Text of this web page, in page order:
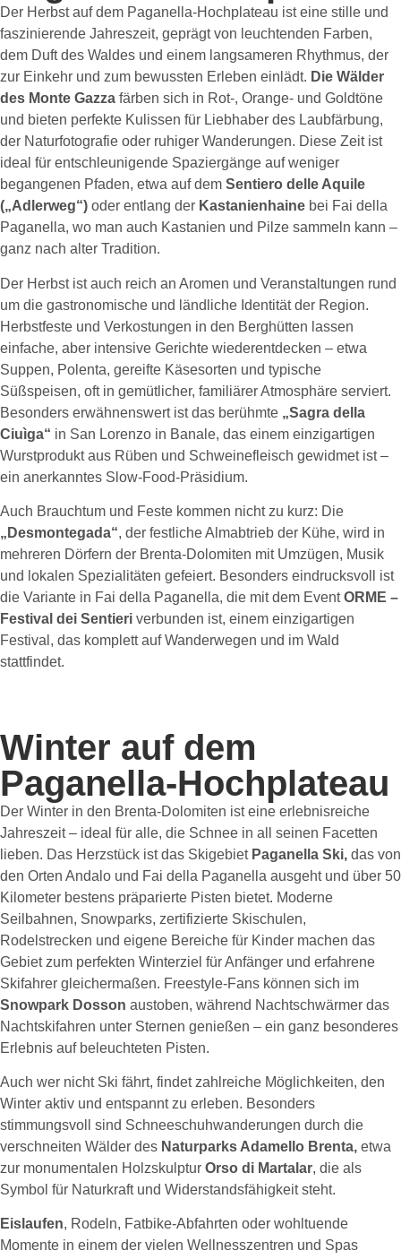
Der Herbst auf dem Paganella-Hochplateau ist eine stille und
faszinierende Jahreszeit, geprägt von leuchtenden Farben,
dem Duft des Waldes und einem langsameren Rhythmus, der
zur Einkehr und zum bewussten Erleben einlädt. Die Wälder
des Monte Gazza färben sich in Rot-, Orange- und Goldtöne
und bieten perfekte Kulissen für Liebhaber des Laubfärbung,
der Naturfotografie oder ruhiger Wanderungen. Diese Zeit ist
ideal für entschleunigende Spaziergänge auf weniger
begangenen Pfaden, etwa auf dem Sentiero delle Aquile
(„Adlerweg“) oder entlang der Kastanienhaine bei Fai della
Paganella, wo man auch Kastanien und Pilze sammeln kann –
ganz nach alter Tradition.
Der Herbst ist auch reich an Aromen und Veranstaltungen rund
um die gastronomische und ländliche Identität der Region.
Herbstfeste und Verkostungen in den Berghütten lassen
einfache, aber intensive Gerichte wiederentdecken – etwa
Suppen, Polenta, gereifte Käsesorten und typische
Süßspeisen, oft in gemütlicher, familiärer Atmosphäre serviert.
Besonders erwähnenswert ist das berühmte „Sagra della
Ciuìga“ in San Lorenzo in Banale, das einem einzigartigen
Wurstprodukt aus Rüben und Schweinefleisch gewidmet ist –
ein anerkanntes Slow-Food-Präsidium.
Auch Brauchtum und Feste kommen nicht zu kurz: Die
„Desmontegada“, der festliche Almabtrieb der Kühe, wird in
mehreren Dörfern der Brenta-Dolomiten mit Umzügen, Musik
und lokalen Spezialitäten gefeiert. Besonders eindrucksvoll ist
die Variante in Fai della Paganella, die mit dem EventORME –
Festival dei Sentieri verbunden ist, einem einzigartigen
Festival, das komplett auf Wanderwegen und im Wald
stattfindet.
Winter auf dem
Paganella-Hochplateau
Der Winter in den Brenta-Dolomiten ist eine erlebnisreiche
Jahreszeit – ideal für alle, die Schnee in all seinen Facetten
lieben. Das Herzstück ist das Skigebiet Paganella Ski, das von
den Orten Andalo und Fai della Paganella ausgeht und über 50
Kilometer bestens präparierte Pisten bietet. Moderne
Seilbahnen, Snowparks, zertifizierte Skischulen,
Rodelstrecken und eigene Bereiche für Kinder machen das
Gebiet zum perfekten Winterziel für Anfänger und erfahrene
Skifahrer gleichermaßen. Freestyle-Fans können sich im
Snowpark Dosson austoben, während Nachtschwärmer das
Nachtskifahren unter Sternen genießen – ein ganz besonderes
Erlebnis auf beleuchteten Pisten.
Auch wer nicht Ski fährt, findet zahlreiche Möglichkeiten, den
Winter aktiv und entspannt zu erleben. Besonders
stimmungsvoll sind Schneeschuhwanderungen durch die
verschneiten Wälder des Naturparks Adamello Brenta, etwa
zur monumentalen Holzskulptur Orso di Martalar, die als
Symbol für Naturkraft und Widerstandsfähigkeit steht.
Eislaufen, Rodeln, Fatbike-Abfahrten oder wohltuende
Momente in einem der vielen Wellnesszentren und Spas